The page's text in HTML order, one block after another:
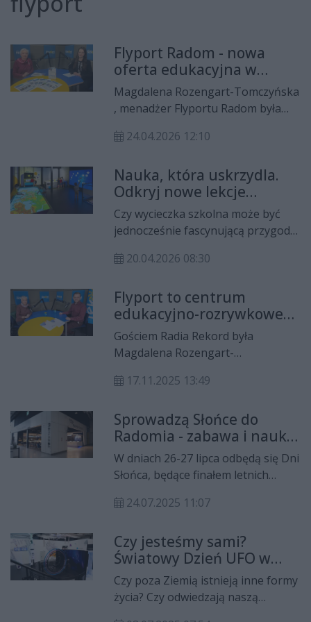
Flyport Radom - nowa
oferta edukacyjna w
centrum lotniczo-
kosmicznym
Magdalena Rozengart-Tomczyńska
, menadżer Flyportu Radom była
Pętelska rozmawiała z nią m.in o
tematycznych dotyczących kosmosu
i lotnictwa oraz korzyściach
korzystania z tego miejsca.
24.04.2026 12:10
Nauka, która uskrzydla.
Odkryj nowe lekcje
tematyczne we Flyporcie!
Czy wycieczka szkolna może być
jednocześnie fascynującą przygodą
punkty z podstawy programowej?
Jedyne w Polsce centrum lotniczo-
kosmiczne wprowadza nową ofertę
lekcji tematycznych, które zmieniają
teorię w niezapomniane
doświadczenie.
20.04.2026 08:30
Flyport to centrum
edukacyjno-rozrywkowe
dla każdego – od dzieci po
seniorów
Gościem Radia Rekord była
Magdalena Rozengart-
Radom. Krzysztof Domagała
ofercie edukacyjno-rozrywkowej
centrum zlokalizowanego na
lotnisku w Radomiu, czterech
tematycznych strefach
poświęconych lataniu i kosmosowi,
wydarzeniach specjalnych,
pierwszego lotu braci Wright oraz
o tym, dlaczego Flyport jest
miejscem nie tylko dla dzieci, ale i
dorosłych pasjonatów nauki i
lotnictwa.
17.11.2025 13:49
Sprowadzą Słońce do
Radomia - zabawa i nauka
we Flyporcie
W dniach 26-27 lipca odbędą się Dni
Słońca, będące finałem letnich
kosmiczne przygody i nauka o
uczestników czeka wiele pełnych
emocji przygód.
24.07.2025 11:07
Czy jesteśmy sami?
Światowy Dzień UFO w
Radomiu
Czy poza Ziemią istnieją inne formy
życia? Czy odwiedzają naszą